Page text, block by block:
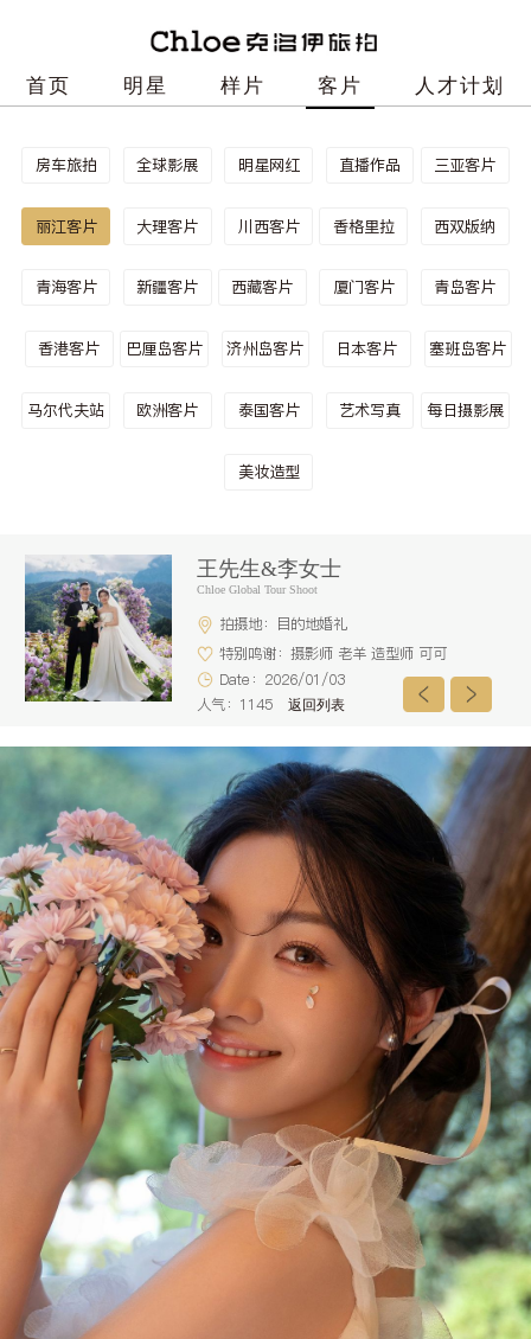
首页 明星 样片 客片 人才计划
房车旅拍 全球影展 明星网红 直播作品 三亚客片
丽江客片 大理客片 川西客片 香格里拉 西双版纳
青海客片 新疆客片 西藏客片 厦门客片 青岛客片
香港客片 巴厘岛客片 济州岛客片 日本客片 塞班岛客片
马尔代夫站 欧洲客片 泰国客片 艺术写真 每日摄影展
美妆造型
王先生&李女士
Chloe Global Tour Shoot
拍摄地：目的地婚礼
特别鸣谢：摄影师 老羊 造型师 可可
Date：2026/01/03
人气：1145
返回列表